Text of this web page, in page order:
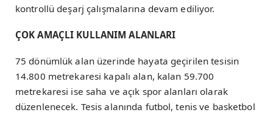
kontrollü deşarj çalışmalarına devam ediliyor.
ÇOK AMAÇLI KULLANIM ALANLARI
75 dönümlük alan üzerinde hayata geçirilen tesisin
14.800 metrekaresi kapalı alan, kalan 59.700
metrekaresi ise saha ve açık spor alanları olarak
düzenlenecek. Tesis alanında futbol, tenis ve basketbol